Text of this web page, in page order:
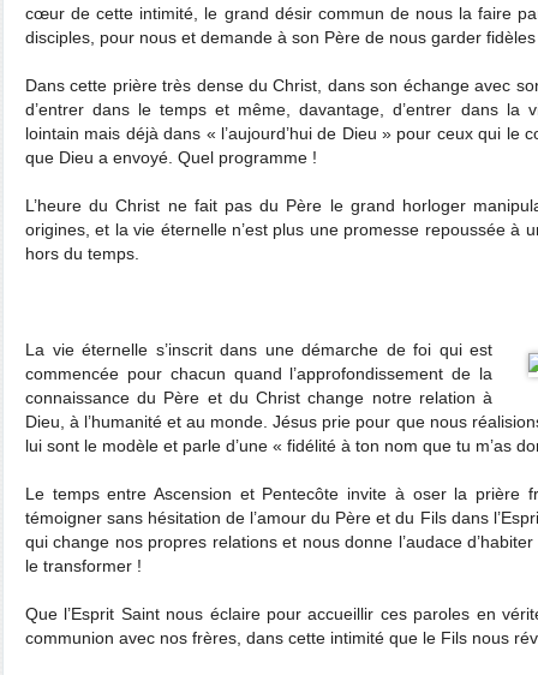
cœur de cette intimité, le grand désir commun de nous la faire
disciples, pour nous et demande à son Père de nous garder
Dans cette prière très dense du Christ, dans son échange avec
d’entrer dans le temps et même, davantage, d’entrer dans la
lointain mais déjà dans « l’aujourd’hui de Dieu » pour ceux qui le
que Dieu a envoyé. Quel programme !
L’heure du Christ ne fait pas du Père le grand horloger
origines, et la vie éternelle n’est plus une promesse repoussée à
hors du temps.
La vie éternelle s’inscrit dans une démarche de foi qui est
commencée pour chacun quand l’approfondissement de la
connaissance du Père et du Christ change notre relation à
Dieu, à l’humanité et au monde. Jésus prie pour que nous
lui sont le modèle et parle d’une « fidélité à ton nom que tu m’as
Le temps entre Ascension et Pentecôte invite à oser la prière
témoigner sans hésitation de l’amour du Père et du Fils dans
qui change nos propres relations et nous donne l’audace
le transformer !
Que l’Esprit Saint nous éclaire pour accueillir ces paroles en
communion avec nos frères, dans cette intimité que le Fils nous